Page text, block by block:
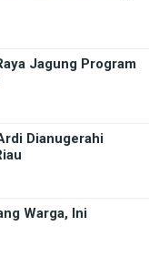
Jagung Program
Dianugerahi
Warga, Ini